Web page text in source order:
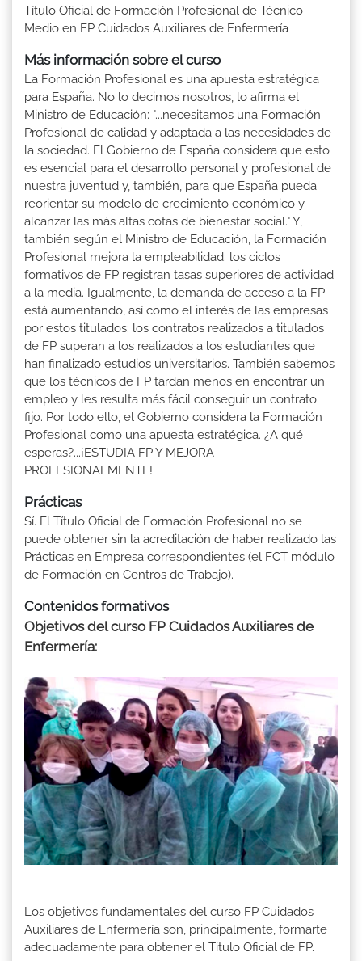
Título Oficial de Formación Profesional de Técnico
Medio en FP Cuidados Auxiliares de Enfermería
Más información sobre el curso
La Formación Profesional es una apuesta estratégica
para España. No lo decimos nosotros, lo afirma el
Ministro de Educación: "...necesitamos una Formación
Profesional de calidad y adaptada a las necesidades de
la sociedad. El Gobierno de España considera que esto
es esencial para el desarrollo personal y profesional de
nuestra juventud y, también, para que España pueda
reorientar su modelo de crecimiento económico y
alcanzar las más altas cotas de bienestar social." Y,
también según el Ministro de Educación, la Formación
Profesional mejora la empleabilidad: los ciclos
formativos de FP registran tasas superiores de actividad
a la media. Igualmente, la demanda de acceso a la FP
está aumentando, así como el interés de las empresas
por estos titulados: los contratos realizados a titulados
de FP superan a los realizados a los estudiantes que
han finalizado estudios universitarios. También sabemos
que los técnicos de FP tardan menos en encontrar un
empleo y les resulta más fácil conseguir un contrato
fijo. Por todo ello, el Gobierno considera la Formación
Profesional como una apuesta estratégica. ¿A qué
esperas?...¡ESTUDIA FP Y MEJORA
PROFESIONALMENTE!
Prácticas
Sí. El Título Oficial de Formación Profesional no se
puede obtener sin la acreditación de haber realizado las
Prácticas en Empresa correspondientes (el FCT módulo
de Formación en Centros de Trabajo).
Contenidos formativos
Objetivos del curso FP Cuidados Auxiliares de
Enfermería:
Los objetivos fundamentales del curso FP Cuidados
Auxiliares de Enfermería son, principalmente, formarte
adecuadamente para obtener el Titulo Oficial de FP.